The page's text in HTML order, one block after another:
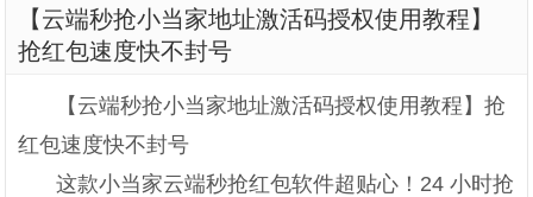
【云端秒抢小当家地址激活码授权使用教程】
抢红包速度快不封号
【云端秒抢小当家地址激活码授权使用教程】抢
红包速度快不封号
这款小当家云端秒抢红包软件超贴心！24 小时抢